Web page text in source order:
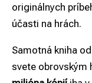
originálnych
účasti na hrách.
Samotná kniha od
svete obrovským